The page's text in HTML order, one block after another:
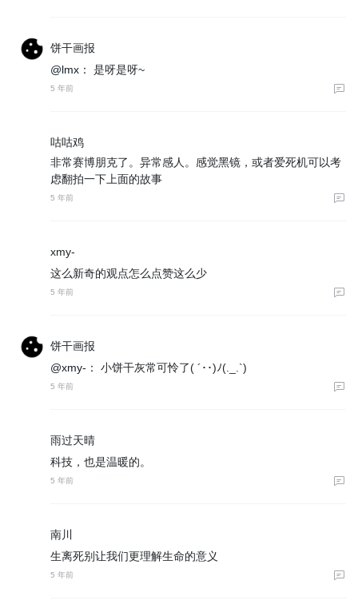
饼干画报
@lmx：
是呀是呀~
5 年前
咕咕鸡
非常赛博朋克了。异常感人。感觉黑镜，或者爱死机可以考
虑翻拍一下上面的故事
5 年前
xmy-
这么新奇的观点怎么点赞这么少
5 年前
饼干画报
@xmy-：
小饼干灰常可怜了( ´･･)ﾉ(._.`)
5 年前
雨过天晴
科技，也是温暖的。
5 年前
南川
生离死别让我们更理解生命的意义
5 年前